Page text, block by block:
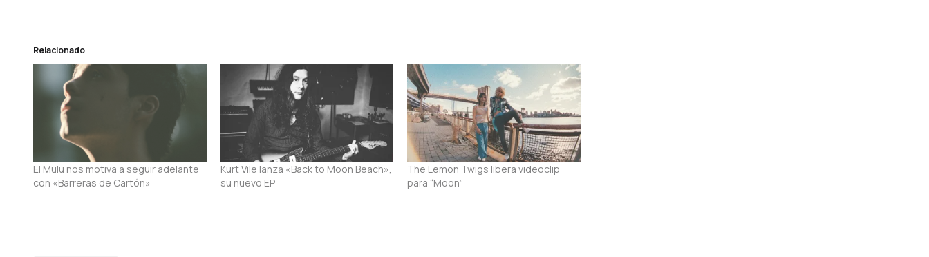
Relacionado
El Mulu nos motiva a seguir adelante
con «Barreras de Cartón»
Kurt Vile lanza «Back to Moon Beach»,
su nuevo EP
The Lemon Twigs libera videoclip
para “Moon”